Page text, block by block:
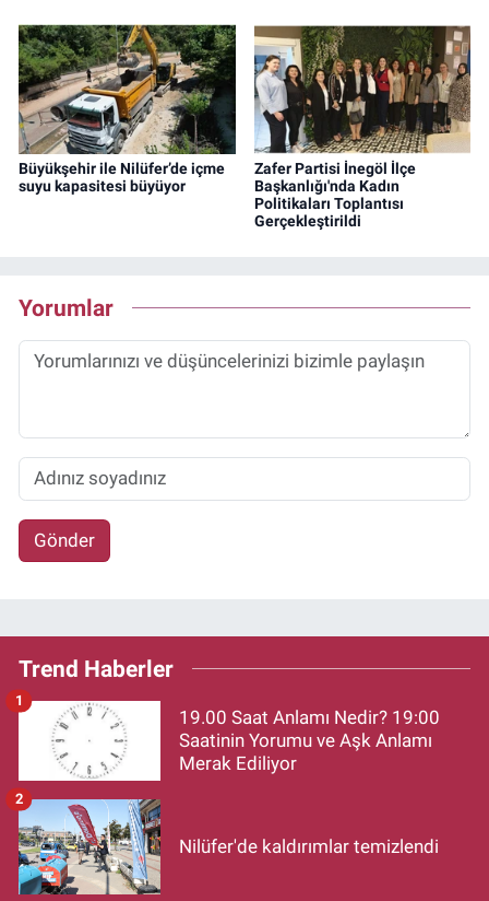
Büyükşehir ile Nilüfer’de içme
suyu kapasitesi büyüyor
Zafer Partisi İnegöl İlçe
Başkanlığı'nda Kadın
Politikaları Toplantısı
Gerçekleştirildi
Yorumlar
Gönder
Trend Haberler
19.00 Saat Anlamı Nedir? 19:00
Saatinin Yorumu ve Aşk Anlamı
Merak Ediliyor
1
Nilüfer'de kaldırımlar temizlendi
2